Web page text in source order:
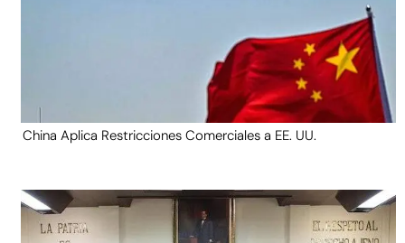
China Aplica Restricciones Comerciales a EE. UU.